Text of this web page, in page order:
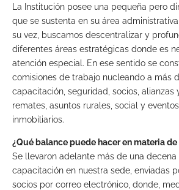
La Institución posee una pequeña pero
que se sustenta en su área
su vez, buscamos descentralizar y
diferentes áreas estratégicas donde es
atención especial. En ese sentido se
comisiones de trabajo nucleando a más
capacitación, seguridad, socios, alianzas
remates, asuntos rurales, social y
inmobiliarios.
¿Qué balance puede hacer en materia
Se llevaron adelante más de una
capacitación en nuestra sede, enviadas
socios por correo electrónico, donde,